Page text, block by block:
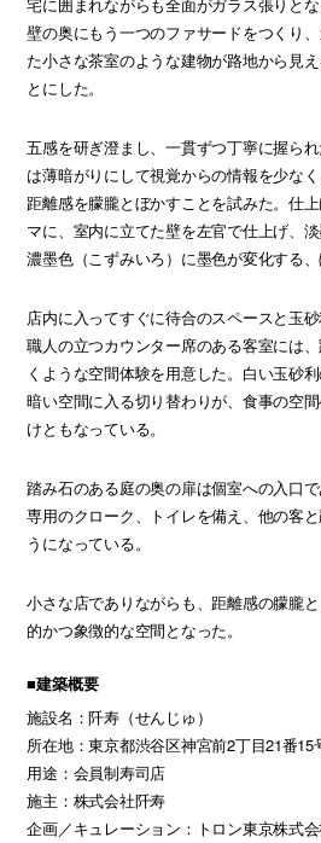
壁の奥にもう一つのファサードをつくり
た小さな茶室のような建物が路地から見
とにした。
五感を研ぎ澄まし、一貫ずつ丁寧に握ら
は薄暗がりにして視覚からの情報を少な
距離感を朦朧とぼかすことを試みた。仕
マに、室内に立てた壁を左官で仕上げ、
濃墨色（こずみいろ）に墨色が変化する、
店内に入ってすぐに待合のスペースと玉
職人の立つカウンター席のある客室には
くような空間体験を用意した。白い玉砂
暗い空間に入る切り替わりが、食事の空
けともなっている。
踏み石のある庭の奥の扉は個室への入口で
専用のクローク、トイレを備え、他の客
うになっている。
小さな店でありながらも、距離感の朦朧
的かつ象徴的な空間となった。
■建築概要
施設名：阡寿（せんじゅ）
所在地：東京都渋谷区神宮前2丁目21番15
用途：会員制寿司店
施主：株式会社阡寿
企画／キュレーション：トロン東京株式